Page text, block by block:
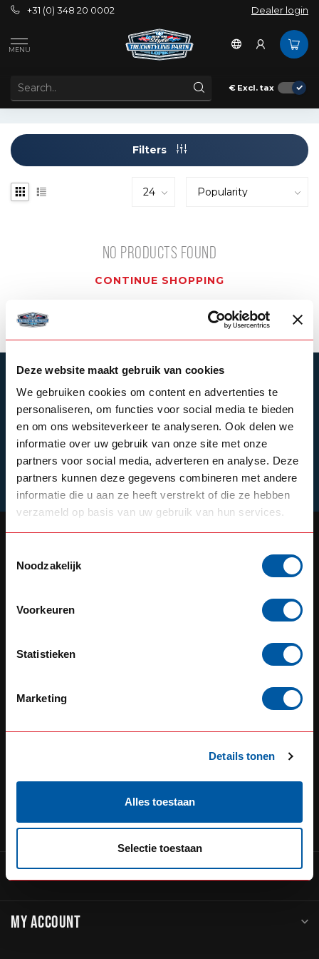
Deze website maakt gebruik van cookies
We gebruiken cookies om content en advertenties te
personaliseren, om functies voor social media te bieden
en om ons websiteverkeer te analyseren. Ook delen we
informatie over uw gebruik van onze site met onze
partners voor social media, adverteren en analyse. Deze
partners kunnen deze gegevens combineren met andere
informatie die u aan ze heeft verstrekt of die ze hebben
verzameld op basis van uw gebruik van hun services.
Noodzakelijk
Voorkeuren
Statistieken
Marketing
Details tonen
Alles toestaan
Selectie toestaan
+31 (0) 348 20 0002 Dealer login
MENU
€ Excl. tax
Tags
PRODUCTS TAGGED WITH CF EURO6
Filters
NO PRODUCTS FOUND
CONTINUE SHOPPING
SUBSCRIBE TO OUR NEWSLETTER
Stay up to date with our latest offers
Schrijf je in
OUR REPUTATION IS BUILT ON
SERVICE
3433KL Nieuwegein
+31 (0) 348 20 0002
+31 348234444
CATEGORIES
INFORMATION
MY ACCOUNT